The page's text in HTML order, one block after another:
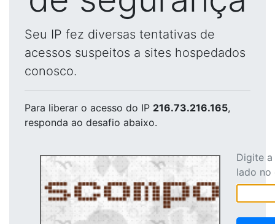
Seu IP fez diversas tentativas de
acessos suspeitos a sites hospedados
conosco.
Para liberar o acesso do IP 216.73.216.165,
responda ao desafio abaixo.
Digite
lado no